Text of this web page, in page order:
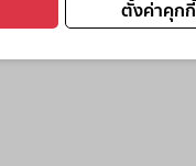
ตั้งค่าคุกกี้